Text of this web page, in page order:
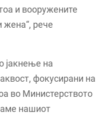
и вооружените
рече
јакнење на
фокусирани на
во Министерството
нашиот